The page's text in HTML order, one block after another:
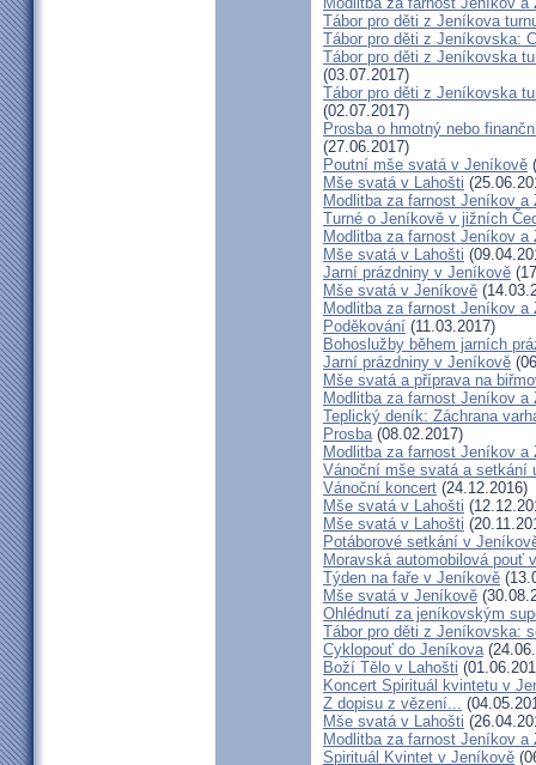
Tábor pro děti z Jeníkova
Tábor pro děti z Jeníkovska:
Tábor pro děti z Jeníkovska
(03.07.2017)
Tábor pro děti z Jeníkovska
(02.07.2017)
Prosba o hmotný nebo
(27.06.2017)
Poutní mše svatá v Jeníkově
Mše svatá v Lahošti
Modlitba za farnost Jeníkov a
Turné o Jeníkově v jižních
Modlitba za farnost Jeníkov a
Mše svatá v Lahošti
Jarní prázdniny v Jeníkově
Mše svatá v Jeníkově
Modlitba za farnost Jeníkov a
Poděkování (11.03.2017)
Bohoslužby během jarních
Jarní prázdniny v Jeníkově
Mše svatá a příprava na
Modlitba za farnost Jeníkov
Teplický deník: Záchrana
Prosba(08.02.2017)
Modlitba za farnost Jeníkov a
Vánoční mše svatá a setkání
Vánoční koncert (24.12.2016)
Mše svatá v Lahošti
Mše svatá v Lahošti
Potáborové setkání v
Moravská automobilová pouť
Týden na faře v Jeníkově
Mše svatá v Jeníkově
Ohlédnutí za jeníkovským
Tábor pro děti z Jeníkovska:
Cyklopouť do Jeníkova
Boží Tělo v Lahošti
Koncert Spirituál kvintetu v
Z dopisu z vězení...
Mše svatá v Lahošti
Modlitba za farnost Jeníkov a
Spirituál Kvintet v Jeníkově